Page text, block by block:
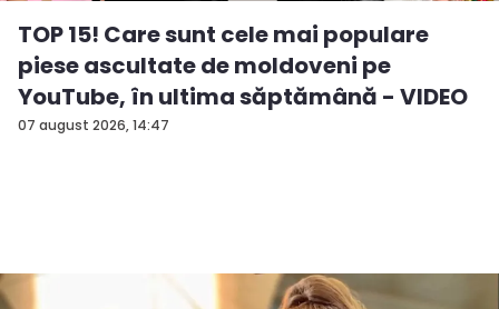
07 august 2026, 14:47
TOP 15! Care sunt cele mai populare
piese ascultate de moldoveni pe
YouTube, în ultima săptămână - VIDEO